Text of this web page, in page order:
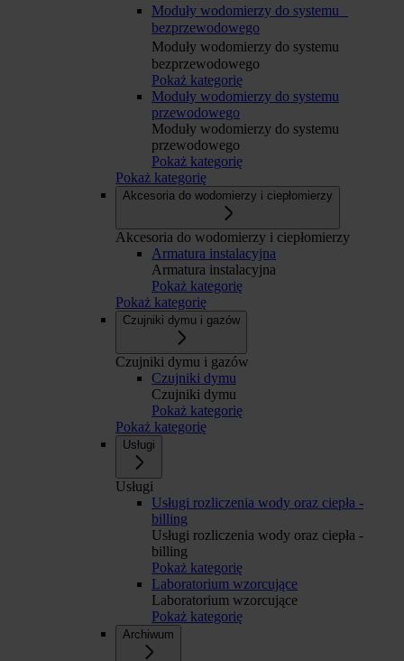
Moduły wodomierzy do systemu
bezprzewodowego
Moduły wodomierzy do systemu
bezprzewodowego
Pokaż kategorię
Moduły wodomierzy do systemu
przewodowego
Moduły wodomierzy do systemu
przewodowego
Pokaż kategorię
Pokaż kategorię
Akcesoria do wodomierzy i ciepłomierzy
Akcesoria do wodomierzy i ciepłomierzy
Armatura instalacyjna
Armatura instalacyjna
Pokaż kategorię
Pokaż kategorię
Czujniki dymu i gazów
Czujniki dymu i gazów
Czujniki dymu
Czujniki dymu
Pokaż kategorię
Pokaż kategorię
Usługi
Usługi
Usługi rozliczenia wody oraz ciepła -
billing
Usługi rozliczenia wody oraz ciepła -
billing
Pokaż kategorię
Laboratorium wzorcujące
Laboratorium wzorcujące
Pokaż kategorię
Archiwum